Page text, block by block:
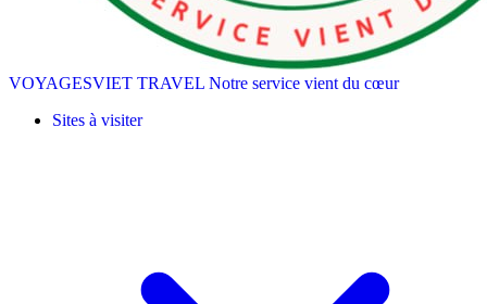
VOYAGESVIET TRAVEL Notre service vient du cœur
Sites à visiter